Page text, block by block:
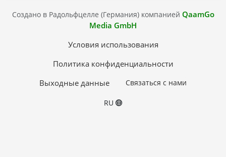
Создано в Радольфцелле (Германия) компанией QaamGo
Media GmbH
Условия использования
Политика конфиденциальности
Выходные данные
Связаться с нами
RU